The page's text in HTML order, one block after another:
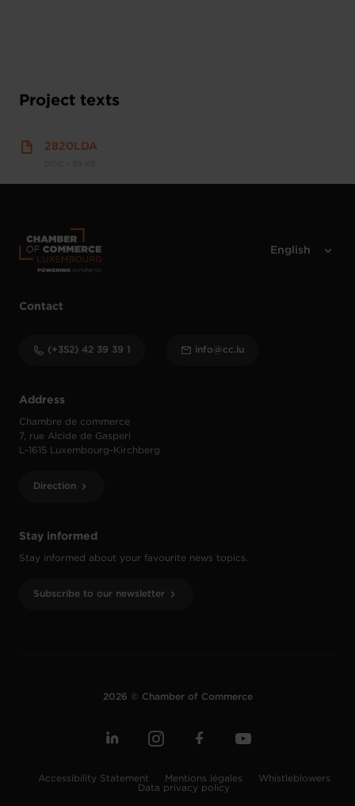
Project texts
2820LDA
Stay informed
Stay informed about your favourite news topics.
Subscribe to our newsletter
Address
Chambre de commerce
7, rue Alcide de Gasperi
L-1615 Luxembourg-Kirchberg
Direction
Contact
(+352) 42 39 39 1 info@cc.lu
2026 © Chamber of Commerce
Accessibility Statement Mentions légales
Whistleblowers
Data privacy policy